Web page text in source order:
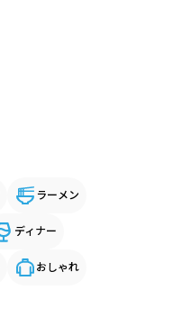
ラーメン
ディナー
おしゃれ